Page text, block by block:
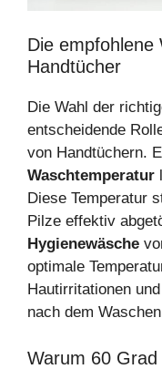
Die empfohlene
Handtücher
Die Wahl der
entscheidende
von Handtüchern.
Waschtemperatur
Diese Temperatur
Pilze effektiv
Hygienewäsche
optimale
Hautirritationen
nach dem
Warum 60 Grad